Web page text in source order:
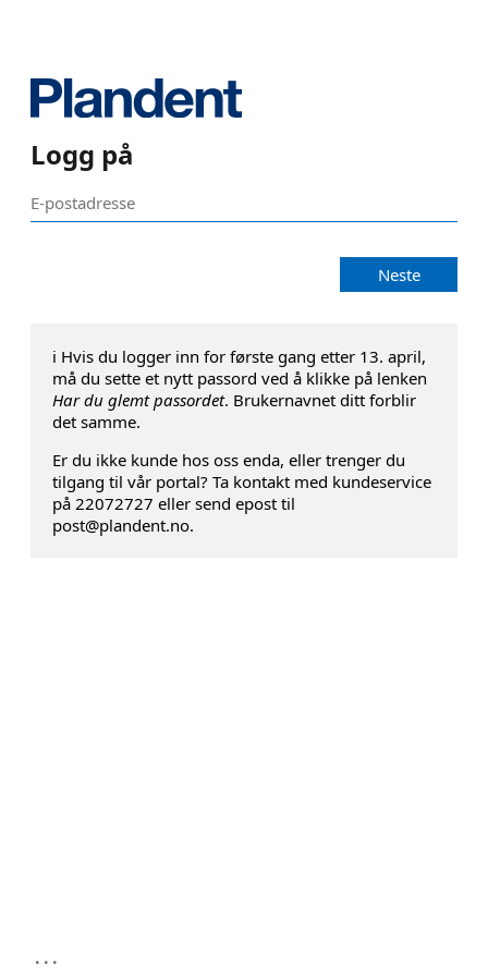
Logg på
Neste
ℹ️ Hvis du logger inn for første gang etter 13. april,
må du sette et nytt passord ved å klikke på lenken
Har du glemt passordet. Brukernavnet ditt forblir
det samme.
Er du ikke kunde hos oss enda, eller trenger du
tilgang til vår portal? Ta kontakt med kundeservice
på 22072727 eller send epost til
post@plandent.no.
...